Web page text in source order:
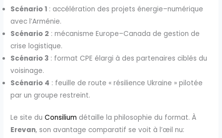
Scénario 1 : accélération des projets énergie–numérique
avec l’Arménie.
Scénario 2 : mécanisme Europe–Canada de gestion de
crise logistique.
Scénario 3 : format CPE élargi à des partenaires ciblés du
voisinage.
Scénario 4 : feuille de route « résilience Ukraine » pilotée
par un groupe restreint.
Le site duConsilium détaille la philosophie du format. À
Erevan, son avantage comparatif se voit à l’œil nu: